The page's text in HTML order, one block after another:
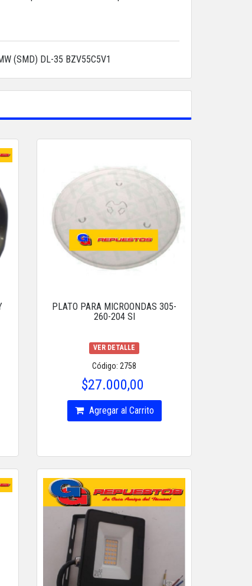
(SMD) DL-35 BZV55C5V1
PLATO PARA MICROONDAS 305-
260-204 SI
VER DETALLE
Código: 2758
$27.000,00
Agregar al Carrito